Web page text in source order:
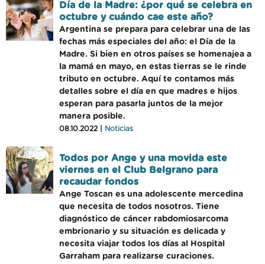
Día de la Madre: ¿por qué se celebra en
octubre y cuándo cae este año?
Argentina se prepara para celebrar una de las
fechas más especiales del año: el Día de la
Madre. Si bien en otros países se homenajea a
la mamá en mayo, en estas tierras se le rinde
tributo en octubre. Aquí te contamos más
detalles sobre el día en que madres e hijos
esperan para pasarla juntos de la mejor
manera posible.
08.10.2022 | Noticias
Todos por Ange y una movida este
viernes en el Club Belgrano para
recaudar fondos
Ange Toscan es una adolescente mercedina
que necesita de todos nosotros. Tiene
diagnóstico de cáncer rabdomiosarcoma
embrionario y su situación es delicada y
necesita viajar todos los días al Hospital
Garraham para realizarse curaciones.